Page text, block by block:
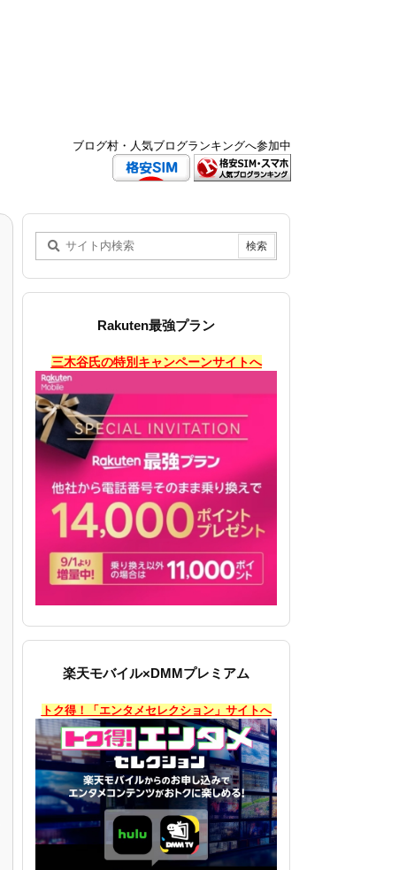
ブログ村・人気ブログランキングへ参加中
Rakuten最強プラン
三木谷氏の特別キャンペーンサイトへ
楽天モバイル×DMMプレミアム
トク得！「エンタメセレクション」サイトへ